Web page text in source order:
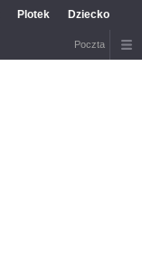
Plotek Dziecko
Poczta